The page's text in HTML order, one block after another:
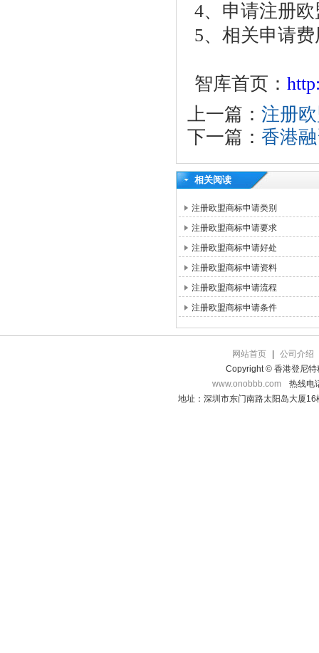
4、申请注册
5、相关申请
智库首页：
上一篇： 注册
下一篇： 香港
相关阅读
注册欧盟商标申请类别
注册欧盟商标申请要求
注册欧盟商标申请好处
注册欧盟商标申请资料
注册欧盟商标申请流程
注册欧盟商标申请条件
网站首页
公司介绍
Copyright © 香港登尼特
www.onobbb.com
热线电
地址：深圳市东门南路太阳岛大厦